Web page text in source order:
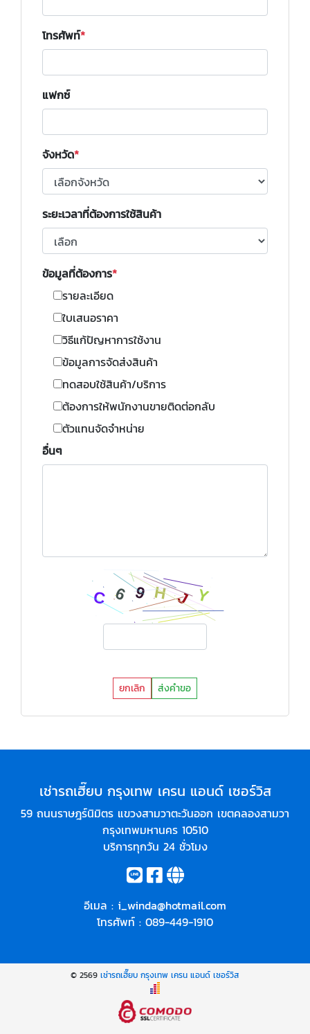
โทรศัพท์
แฟกซ์
จังหวัด
ระยะเวลาที่ต้องการใช้สินค้า
ข้อมูลที่ต้องการ
รายละเอียด
ใบเสนอราคา
วิธีแก้ปัญหาการใช้งาน
ข้อมูลการจัดส่งสินค้า
ทดสอบใช้สินค้า/บริการ
ต้องการให้พนักงานขายติดต่อกลับ
ตัวแทนจัดจำหน่าย
อื่นๆ
ยกเลิก ส่งคำขอ
เช่ารถเฮี๊ยบ กรุงเทพ เครน แอนด์ เซอร์วิส
59 ถนนราษฎร์นิมิตร แขวงสามวาตะวันออก เขตคลองสามวา
กรุงเทพมหานคร 10510
บริการทุกวัน 24 ชั่วโมง
อีเมล : i_winda@hotmail.com
โทรศัพท์ : 089-449-1910
© 2569เช่ารถเฮี๊ยบ กรุงเทพ เครน แอนด์ เซอร์วิส